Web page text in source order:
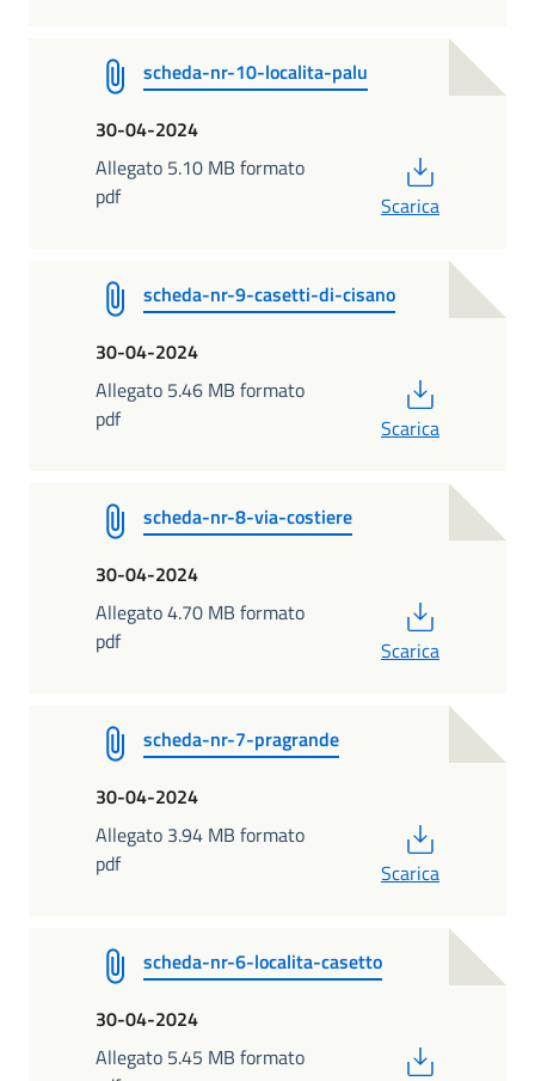
scheda-nr-10-localita-palu
30-04-2024
Allegato 5.10 MB formato
pdf
Scarica
scheda-nr-9-casetti-di-cisano
30-04-2024
Allegato 5.46 MB formato
pdf
Scarica
scheda-nr-8-via-costiere
30-04-2024
Allegato 4.70 MB formato
pdf
Scarica
scheda-nr-7-pragrande
30-04-2024
Allegato 3.94 MB formato
pdf
Scarica
scheda-nr-6-localita-casetto
30-04-2024
Allegato 5.45 MB formato